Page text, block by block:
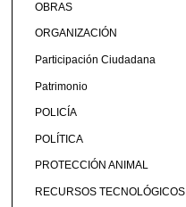
OBRAS
ORGANIZACIÓN
Participación Ciudadana
Patrimonio
POLICÍA
POLÍTICA
PROTECCIÓN ANIMAL
RECURSOS TECNOLÓGICOS